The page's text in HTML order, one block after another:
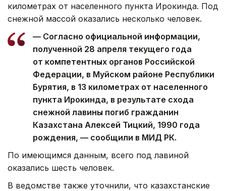
километрах от населенного пункта Ирокинда. Под
снежной массой оказались несколько человек.
— Согласно официальной информации,
полученной 28 апреля текущего года
от компетентных органов Российской
Федерации, в Муйском районе Республики
Бурятия, в 13 километрах от населенного
пункта Ирокинда, в результате схода
снежной лавины погиб гражданин
Казахстана Алексей Тицкий, 1990 года
рождения, — сообщили в МИД РК.
По имеющимся данным, всего под лавиной
оказались шесть человек.
В ведомстве также уточнили, что казахстанские